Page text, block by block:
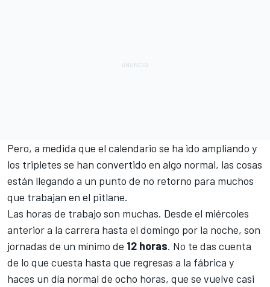
Pero, a medida que el calendario se ha ido ampliando y
los tripletes se han convertido en algo normal, las cosas
están llegando a un punto de no retorno para muchos
que trabajan en el pitlane.
Las horas de trabajo son muchas. Desde el miércoles
anterior a la carrera hasta el domingo por la noche, son
jornadas de un mínimo de 12 horas. No te das cuenta
de lo que cuesta hasta que regresas a la fábrica y
haces un día normal de ocho horas, que se vuelve casi